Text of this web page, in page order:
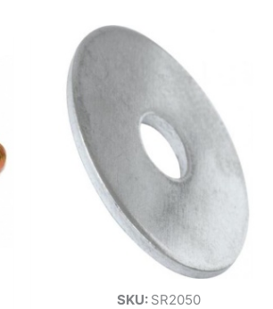
SKU: SR2050